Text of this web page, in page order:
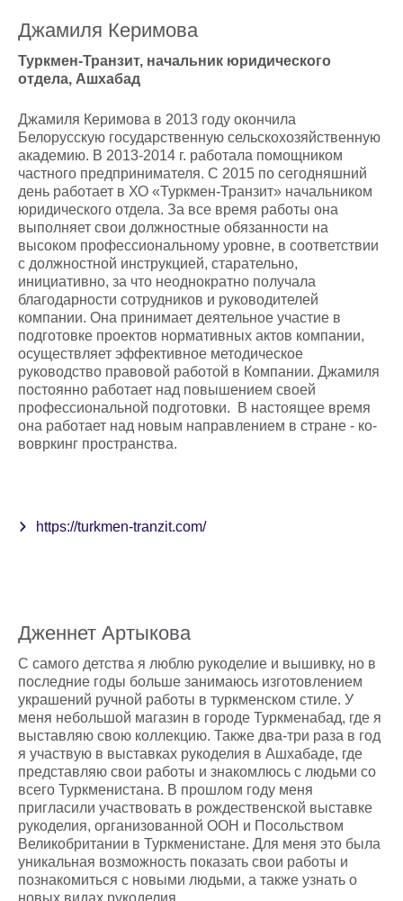
Джамиля Керимова
Туркмен-Транзит, начальник юридического
отдела, Ашхабад
Джамиля Керимова в 2013 году окончила
Белорусскую государственную сельскохозяйственную
академию. В 2013-2014 г. работала помощником
частного предпринимателя. С 2015 по сегодняшний
день работает в ХО «Туркмен-Транзит» начальником
юридического отдела. За все время работы она
выполняет свои должностные обязанности на
высоком профессиональному уровне, в соответствии
с должностной инструкцией, старательно,
инициативно, за что неоднократно получала
благодарности сотрудников и руководителей
компании. Она принимает деятельное участие в
подготовке проектов нормативных актов компании,
осуществляет эффективное методическое
руководство правовой работой в Компании. Джамиля
постоянно работает над повышением своей
профессиональной подготовки. В настоящее время
она работает над новым направлением в стране - ко-
вовркинг пространства.
https://turkmen-tranzit.com/
Дженнет Артыкова
С самого детства я люблю рукоделие и вышивку, но в
последние годы больше занимаюсь изготовлением
украшений ручной работы в туркменском стиле. У
меня небольшой магазин в городе Туркменабад, где я
выставляю свою коллекцию. Также два-три раза в год
я участвую в выставках рукоделия в Ашхабаде, где
представляю свои работы и знакомлюсь с людьми со
всего Туркменистана. В прошлом году меня
пригласили участвовать в рождественской выставке
рукоделия, организованной ООН и Посольством
Великобритании в Туркменистане. Для меня это была
уникальная возможность показать свои работы и
познакомиться с новыми людьми, а также узнать о